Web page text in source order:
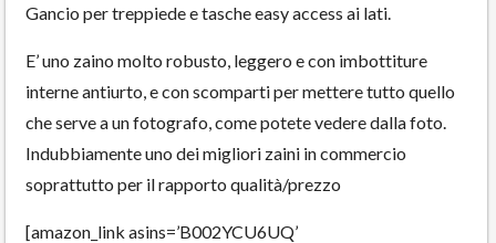
Gancio per treppiede e tasche easy access ai lati.
E’ uno zaino molto robusto, leggero e con imbottiture
interne antiurto, e con scomparti per mettere tutto quello
che serve a un fotografo, come potete vedere dalla foto.
Indubbiamente uno dei migliori zaini in commercio
soprattutto per il rapporto qualità/prezzo
[amazon_link asins=’B002YCU6UQ’